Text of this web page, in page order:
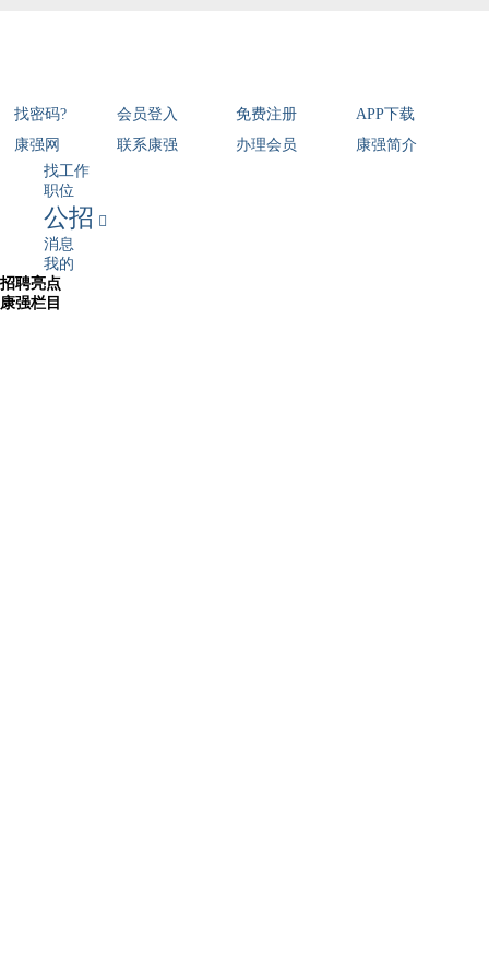
找密码? 会员登入 免费注册
APP下载
康强网
联系康强 办理会员
康强简介
找工作
职位
公招 
消息
我的
招聘亮点
康强栏目